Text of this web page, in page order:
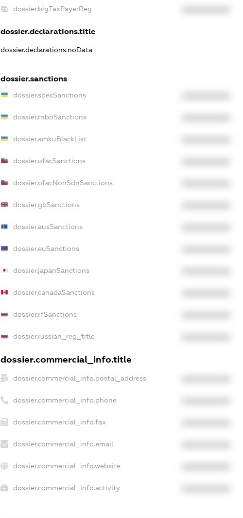
dossier.bigTaxPayerReg
dossier.declarations.title
dossier.declarations.noData
dossier.sanctions
dossier.specSanctions
dossier.rnboSanctions
dossier.amkuBlackList
dossier.ofacSanctions
dossier.ofacNonSdnSanctions
dossier.gbSanctions
dossier.ausSanctions
dossier.euSanctions
dossier.japanSanctions
dossier.canadaSanctions
dossier.rfSanctions
dossier.russian_reg_title
dossier.commercial_info.title
dossier.commercial_info.postal_address
dossier.commercial_info.phone
dossier.commercial_info.fax
dossier.commercial_info.email
dossier.commercial_info.website
dossier.commercial_info.activity